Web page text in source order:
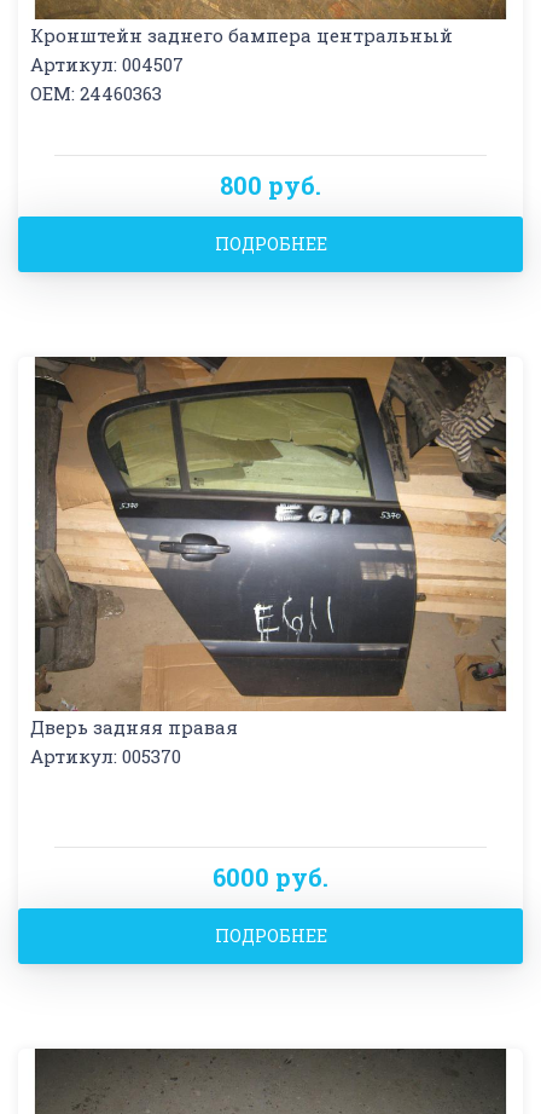
Кронштейн заднего бампера центральный
Артикул: 004507
OEM: 24460363
800 руб.
ПОДРОБНЕЕ
Дверь задняя правая
Артикул: 005370
6000 руб.
ПОДРОБНЕЕ